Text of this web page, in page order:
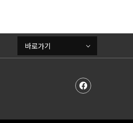
바로가기